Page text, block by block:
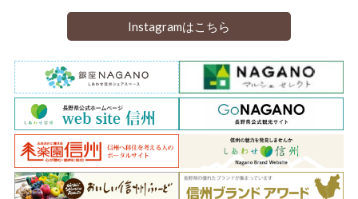
Instagramはこちら